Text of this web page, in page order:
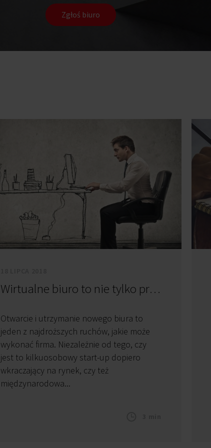
Zgłoś biuro
Wirtualne biuro to nie tylko prestiżowy adres
Otwarcie i utrzymanie nowego biura to
jeden z najdroższych ruchów, jakie może
wykonać firma. Niezależnie od tego, czy
jest to kilkuosobowy start-up dopiero
wkraczający na rynek, czy też
międzynarodowa...